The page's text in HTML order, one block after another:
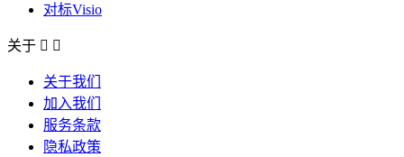
对标Visio
关于  
关于我们
加入我们
服务条款
隐私政策